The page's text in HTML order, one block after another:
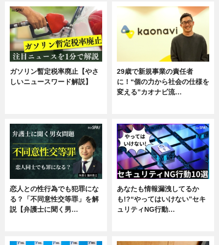
ガソリン暫定税率廃止【やさ
しいニュースワード解説】
29歳で新規事業の責任者
に！“個の力から社会の仕様を
変える”カオナビ流…
恋人との性行為でも犯罪にな
る？「不同意性交等罪」を解
説【弁護士に聞く男…
あなたも情報漏洩してるか
も!?“やってはいけない”セキ
ュリティNG行動…